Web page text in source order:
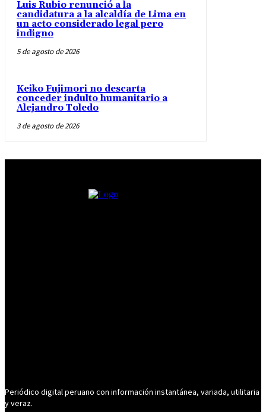
Luis Rubio renunció a la
candidatura a la alcaldía de Lima en
un acto considerado legal pero
indigno
5 de agosto de 2026
Keiko Fujimori no descarta
conceder indulto humanitario a
Alejandro Toledo
3 de agosto de 2026
Periódico digital peruano con información instantánea, variada, utilitaria
y veraz.